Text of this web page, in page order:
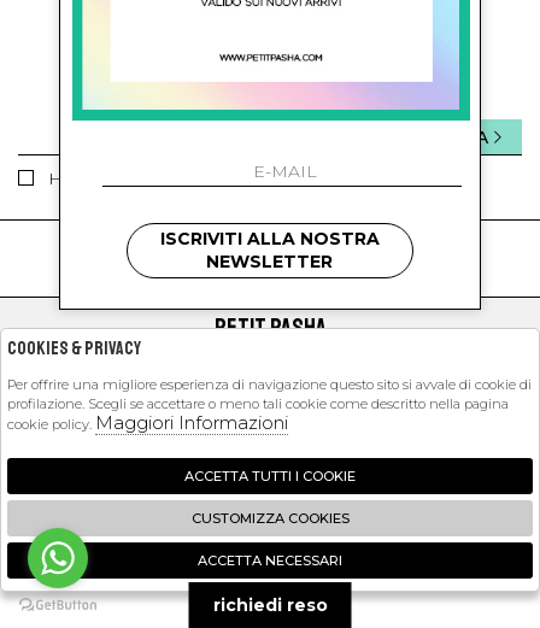
ISCRIVITI ALLA NEWSLETTER
Ho letto ed accettato le condizioni sulla privacy.
INVIA
kids
PETIT PASHA
EXTRA
2026 Petit Pasha - P.iva : 09423341214 Powered by
Zucchetti
🍪
ISCRIVITI ALLA NOSTRA
NEWSLETTER
richiedi reso
Cookies & Privacy
Per offrire una migliore esperienza di navigazione questo sito si avvale di cookie di
profilazione. Scegli se accettare o meno tali cookie come descritto nella pagina
cookie policy. Maggiori Informazioni
ACCETTA TUTTI I COOKIE
CUSTOMIZZA COOKIES
ACCETTA NECESSARI